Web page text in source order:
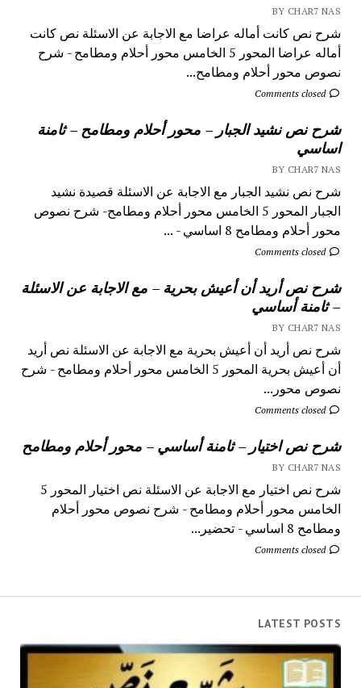
BY CHAR7 NAS
شرح نص كانت أماله عراضا مع الاجابة عن الاسئلة نص كانت
أماله عراضا المحور 5 الخامس محور أحلام ومطامح - شرح
نصوص محور أحلام ومطامح...
Comments closed
شرح نص نشيد الجبار – محور أحلام ومطامح – ثامنة
اساسي
BY CHAR7 NAS
شرح نص نشيد الجبار مع الاجابة عن الاسئلة قصيدة نشيد
الجبار المحور 5 الخامس محور أحلام ومطامح- شرح نصوص
محور أحلام ومطامح 8 اساسي - ...
Comments closed
شرح نص أريد أن أعيش بحرية – مع الاجابة عن الاسئلة
– ثامنة أساسي
BY CHAR7 NAS
شرح نص أريد أن أعيش بحرية مع الاجابة عن الاسئلة نص أريد
أن أعيش بحرية المحور 5 الخامس محور أحلام ومطامح - شرح
نصوص محور...
Comments closed
شرح نص اختيار – ثامنة أساسي – محور أحلام ومطامح
BY CHAR7 NAS
شرح نص اختيار مع الاجابة عن الاسئلة نص اختيار المحور 5
الخامس محور أحلام ومطامح - شرح نصوص محور أحلام
ومطامح 8 اساسي - تحضير...
Comments closed
LATEST POSTS